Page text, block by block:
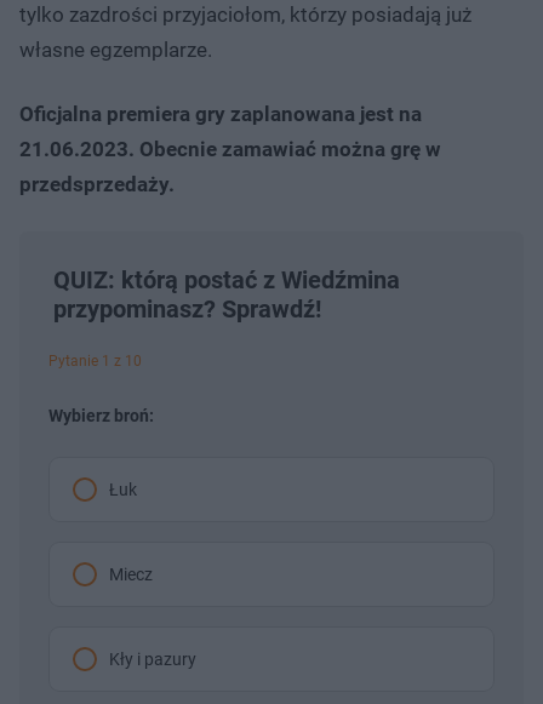
tylko zazdrości przyjaciołom, którzy posiadają już
własne egzemplarze.
Oficjalna premiera gry zaplanowana jest na
21.06.2023. Obecnie zamawiać można grę w
przedsprzedaży.
QUIZ: którą postać z Wiedźmina
przypominasz? Sprawdź!
Pytanie 1 z 10
Wybierz broń:
Łuk
Miecz
Kły i pazury